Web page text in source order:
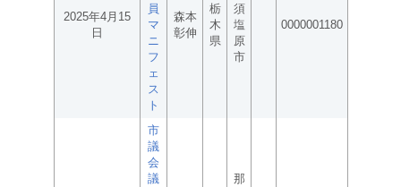
2025年4月15
日
員
マ
ニ
フ
ェ
ス
ト
森本
彰伸
栃
木
県
須
塩
原
市
0000001180
市
議
会
議
那